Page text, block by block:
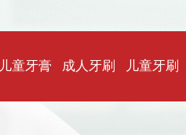
儿童牙膏 成人牙刷 儿童牙刷